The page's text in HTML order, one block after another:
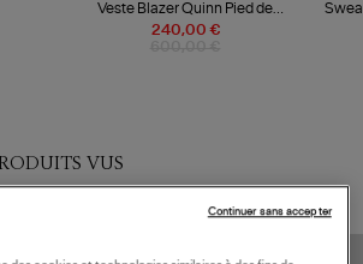
240,00 €
Veste Blazer Quinn Pied de
Poule Noir Blanc
VUS
Continuer sans accepter